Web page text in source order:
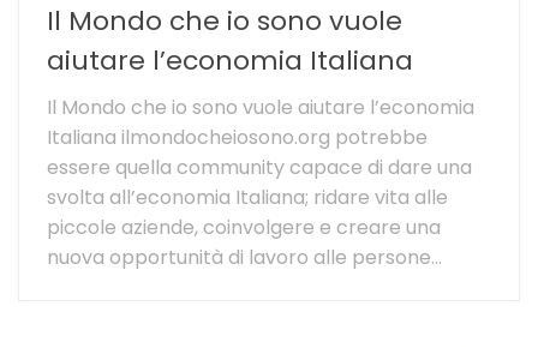
Il Mondo che io sono vuole
aiutare l’economia Italiana
Il Mondo che io sono vuole aiutare l’economia
Italiana ilmondocheiosono.org potrebbe
essere quella community capace di dare una
svolta all’economia Italiana; ridare vita alle
piccole aziende, coinvolgere e creare una
nuova opportunità di lavoro alle persone...